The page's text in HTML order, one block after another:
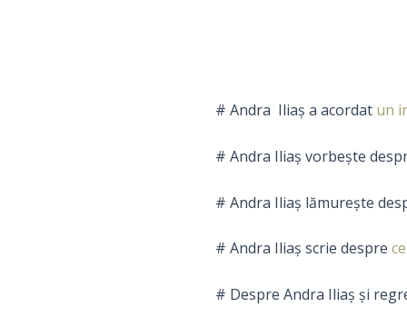
# Andra Iliaș a acordat un
# Andra Iliaș vorbește
# Andra Iliaş lămureşte
# Andra Iliaş scrie despre
# Despre Andra Iliaş şi